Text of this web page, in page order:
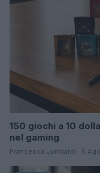
150 giochi a 10
nel gaming
Francesca Lombardi · 5